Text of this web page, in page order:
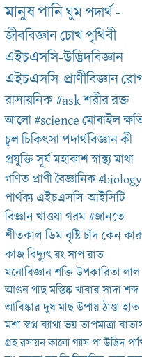
মানুষপানিঘুমপদার্থ-
জীববিজ্ঞানচোখপৃথিবী
এইচএসসি-উদ্ভিদবিজ্ঞান
এইচএসসি-প্রাণীবিজ্ঞান
রাসায়নিক#askশরীররক্ত
আলো#scienceমোবাইল
চুলচিকিৎসাপদার্থবিজ্ঞানকী
প্রযুক্তিসূর্যমহাকাশস্বাস্থ্যমাথা
গণিত প্রাণীবৈজ্ঞানিক#biology
পার্থক্য এইচএসসি-আইসিটি
বিজ্ঞানখাওয়াগরম#জানতে
শীতকালডিমবৃষ্টিচাঁদকেন
কাজবিদ্যুৎরংসাপরাত
মনোবিজ্ঞানশক্তিউপকারিতালাল
আগুনগাছমস্তিষ্কখাবারসাদাশব্দ
আবিষ্কারদুধমাছউপায়ঠাণ্ডাহাত
মশাস্বপ্নব্যাথাভয়তাপমাত্রা
গ্রহরসায়নকালোগ্যাসপাউদ্ভিদ